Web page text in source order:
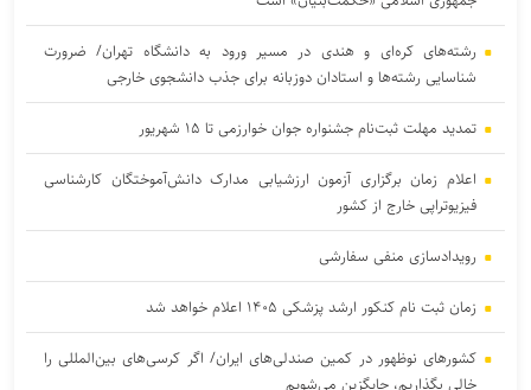
رشته‌های کره‌ای و هندی در مسیر ورود به دانشگاه تهران/ ضرورت
شناسایی رشته‌ها و استادان دوزبانه برای جذب دانشجوی خارجی
تمدید مهلت ثبت‌نام جشنواره جوان خوارزمی تا ۱۵ شهریور
اعلام زمان برگزاری آزمون ارزشیابی مدارک دانش‌آموختگان کارشناسی
فیزیوتراپی خارج از کشور
رویدادسازی منفی سفارشی
زمان ثبت نام کنکور ارشد پزشکی ۱۴۰۵ اعلام خواهد شد
کشورهای نوظهور در کمین صندلی‌های ایران/ اگر کرسی‌های بین‌المللی را
خالی بگذاریم، جایگزین می‌شویم